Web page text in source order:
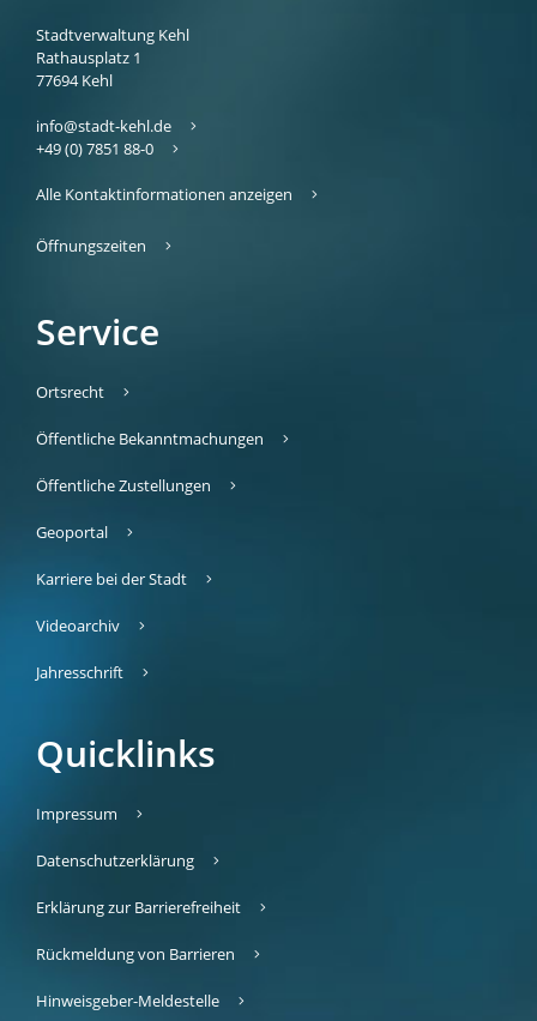
Stadtverwaltung Kehl
Rathausplatz 1
77694 Kehl
info@stadt-kehl.de
+49 (0) 7851 88-0
Alle Kontaktinformationen anzeigen
Öffnungszeiten
Service
Ortsrecht
Öffentliche Bekanntmachungen
Öffentliche Zustellungen
Geoportal
Karriere bei der Stadt
Videoarchiv
Jahresschrift
Quicklinks
Impressum
Datenschutzerklärung
Erklärung zur Barrierefreiheit
Rückmeldung von Barrieren
Hinweisgeber-Meldestelle